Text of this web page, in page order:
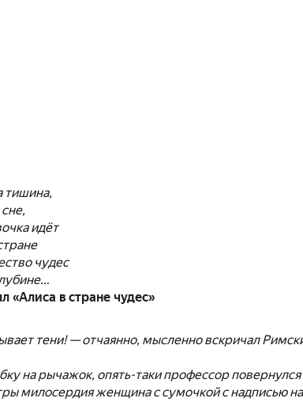
тишина,
идёт
чудес
«Алиса в стране чудес»
тени! — отчаянно, мысленно вскричал
на рычажок, опять-таки профессор
милосердия женщина с сумочкой с надписью